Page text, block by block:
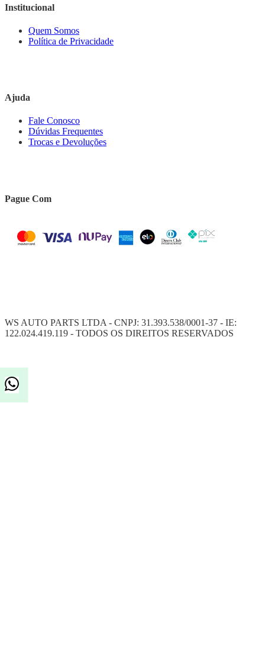
Institucional
Quem Somos
Política de Privacidade
Ajuda
Fale Conosco
Dúvidas Frequentes
Trocas e Devoluções
Pague Com
WS AUTO PARTS LTDA - CNPJ: 31.393.538/0001-37 - IE:
122.024.419.119 - TODOS OS DIREITOS RESERVADOS